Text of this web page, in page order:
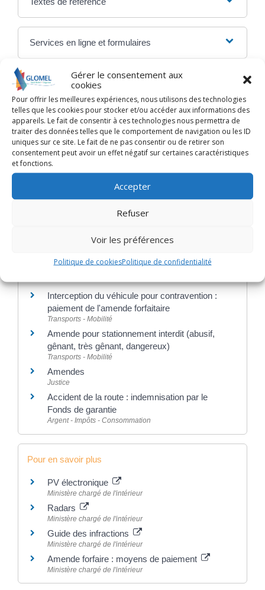
Gérer le consentement aux
cookies
Pour offrir les meilleures expériences, nous utilisons des technologies
telles que les cookies pour stocker et/ou accéder aux informations des
appareils. Le fait de consentir à ces technologies nous permettra de
traiter des données telles que le comportement de navigation ou les ID
uniques sur ce site. Le fait de ne pas consentir ou de retirer son
consentement peut avoir un effet négatif sur certaines caractéristiques
et fonctions.
Accepter
Refuser
Voir les préférences
Politique de cookiesPolitique de confidentialité
Services en ligne et formulaires
Questions ? Réponses !
Permis de conduire à points : comment faire
une réclamation ?
Comment savoir si j'ai un PV après un flash
radar ?
Amende majorée sans avoir reçu d'avis de
contravention : comment contester ?
Contrôle routier : quelles sanctions en cas de
Interception du véhicule pour contravention :
paiement de l'amende forfaitaire
Transports - Mobilité
Amende pour stationnement interdit (abusif,
gênant, très gênant, dangereux)
Transports - Mobilité
Amendes
Justice
Accident de la route : indemnisation par le
Fonds de garantie
Argent - Impôts - Consommation
Pour en savoir plus
PV électronique
Ministère chargé de l'intérieur
Radars
Ministère chargé de l'intérieur
Guide des infractions
Ministère chargé de l'intérieur
Amende forfaire : moyens de paiement
Ministère chargé de l'intérieur